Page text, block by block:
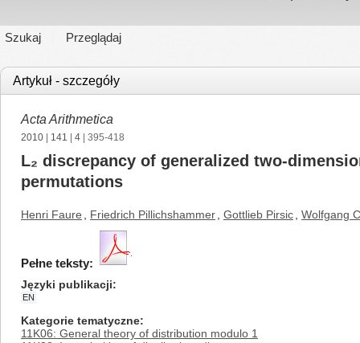
Szukaj Przeglądaj
Artykuł - szczegóły
Acta Arithmetica
2010 141 4 | 395-418
L₂ discrepancy of generalized two-
permutations
Henri Faure Friedrich Pillichshammer Gottlieb Pirsic Wolfgang
Pełne teksty:
Języki publikacji
EN
Kategorie tematyczne
11K06: General theory of distribution modulo 1